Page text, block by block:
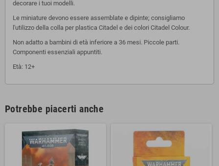
decorare i tuoi modelli.
Le miniature devono essere assemblate e dipinte; consigliamo
l'utilizzo della colla per plastica Citadel e dei colori Citadel Colour.
Non adatto a bambini di età inferiore a 36 mesi. Piccole parti.
Componenti essenziali appuntiti.
Età: 12+
Potrebbe piacerti anche